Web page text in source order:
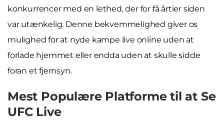
konkurrencer med en lethed, der for få årtier siden
var utænkelig. Denne bekvemmelighed giver os
mulighed for at nyde kampe live online uden at
forlade hjemmet eller endda uden at skulle sidde
foran et fjernsyn.
Mest Populære Platforme til at Se
UFC Live